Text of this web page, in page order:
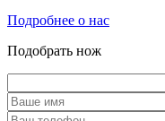
Подробнее о нас
Подобрать нож